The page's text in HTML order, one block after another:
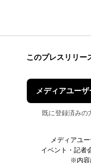
このプレスリリー
メディアユー
既に登録済みの
メディアユ
イベント・記者
※内容